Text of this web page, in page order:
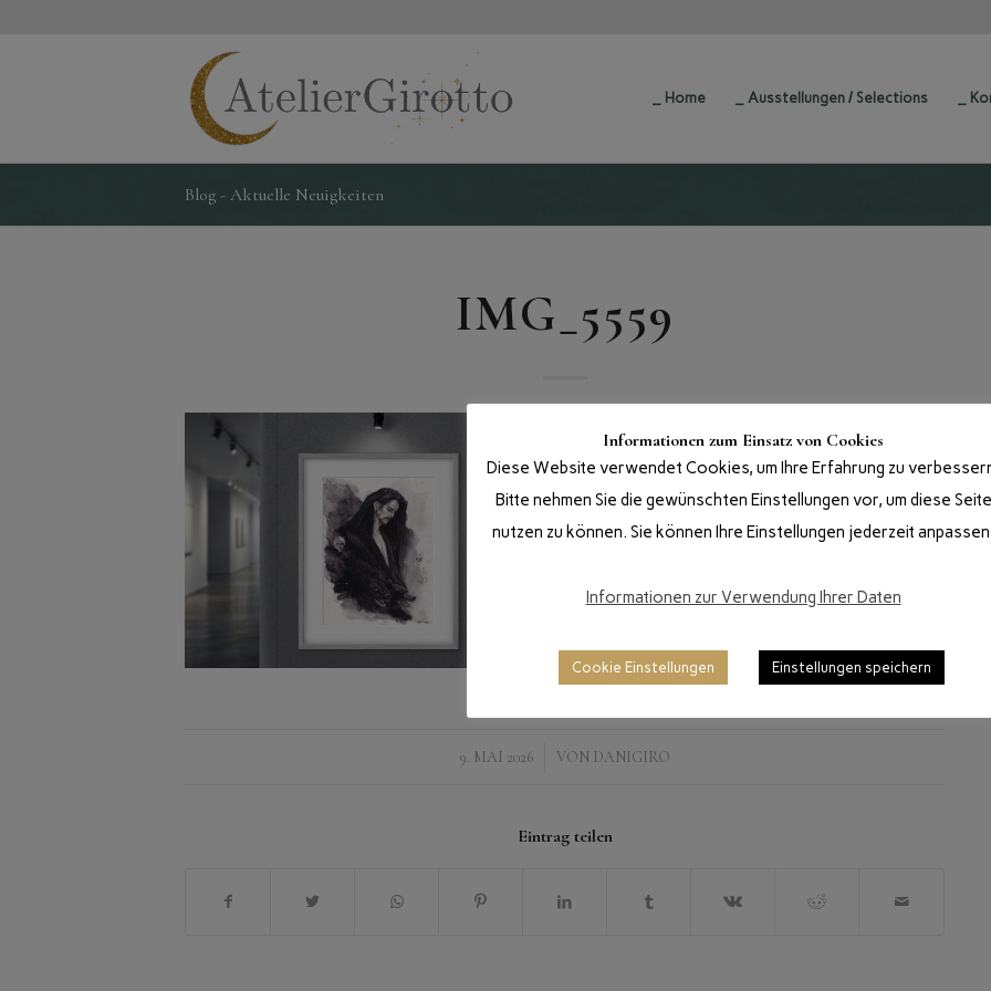
_ Home _ Ausstellungen / Selections _
Blog - Aktuelle Neuigkeiten
IMG_5559
9. MAI 2026
/ VON DANIGIRO
Eintrag teilen
Informationen zum Einsatz von Cookies
Diese Website verwendet Cookies, um Ihre Erfahrung zu
Bitte nehmen Sie die gewünschten Einstellungen vor, um diese Seite
nutzen zu können. Sie können Ihre Einstellungen jederzeit
Informationen zur Verwendung Ihrer Daten
Cookie Einstellungen Einstellungen speichern